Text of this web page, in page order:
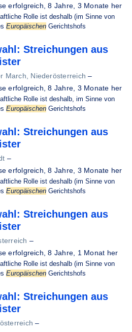
erfolgreich,8 Jahre, 3 Monate her
Rolle ist deshalb (im Sinne von
Europäischen Gerichtshofs
Streichungen aus
March, Niederösterreich –
erfolgreich,8 Jahre, 3 Monate her
Rolle ist deshalb, im Sinne von
Europäischen Gerichtshofs
Streichungen aus
–
erfolgreich,8 Jahre, 3 Monate her
Rolle ist deshalb (im Sinne von
Europäischen Gerichtshofs
Streichungen aus
–
erfolgreich,8 Jahre, 1 Monat her
Rolle ist deshalb (im Sinne von
Europäischen Gerichtshofs
Streichungen aus
–